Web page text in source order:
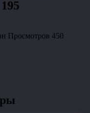
Просмотров 450